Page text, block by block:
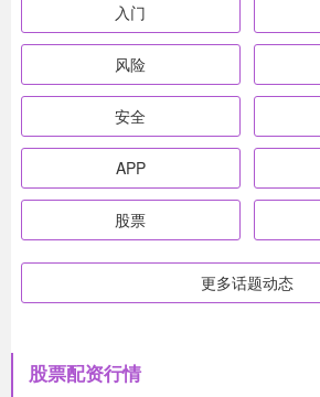
入门
风险
安全
APP
股票
更多话题动态
股票配资行情